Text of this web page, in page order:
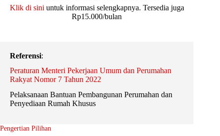
Klik di sini untuk informasi selengkapnya. Tersedia juga
Rp15.000/bulan
Referensi:
Peraturan Menteri Pekerjaan Umum dan Perumahan
Rakyat Nomor 7 Tahun 2022
Pelaksanaan Bantuan Pembangunan Perumahan dan
Penyediaan Rumah Khusus
Pengertian Pilihan